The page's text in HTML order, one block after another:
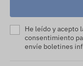
He leído y acepto
consentimiento
envíe boletines